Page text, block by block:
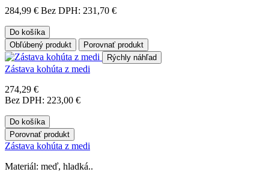
284,99 € Bez DPH: 231,70 €
Do košíka
Obľúbený produkt
Porovnať produkt
Rýchly náhľad
Zástava kohúta z medi
274,29 €
Bez DPH: 223,00 €
Do košíka
Porovnať produkt
Zástava kohúta z medi
Materiál: meď, hladká..